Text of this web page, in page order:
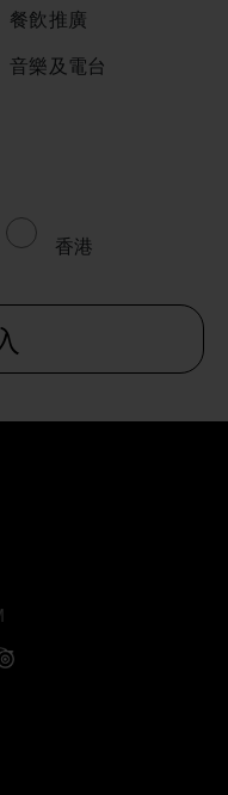
餐飲推廣
音樂及電台
香港